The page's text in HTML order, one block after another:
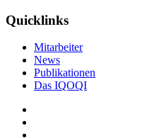
Quicklinks
Mitarbeiter
News
Publikationen
Das IQOQI